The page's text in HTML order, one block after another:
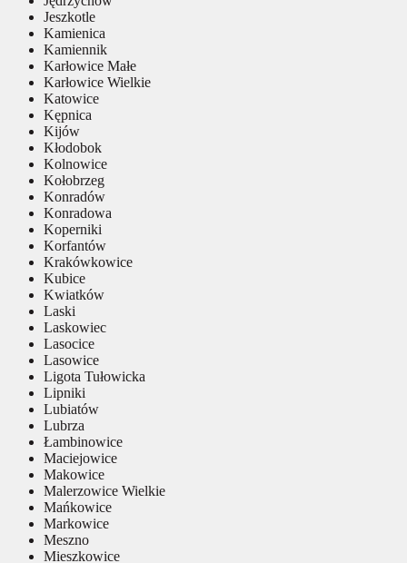
Jeszkotle
Kamienica
Kamiennik
Karłowice Małe
Karłowice Wielkie
Katowice
Kępnica
Kijów
Kłodobok
Kolnowice
Kołobrzeg
Konradów
Konradowa
Koperniki
Korfantów
Krakówkowice
Kubice
Kwiatków
Laski
Laskowiec
Lasocice
Lasowice
Ligota Tułowicka
Lipniki
Lubiatów
Lubrza
Łambinowice
Maciejowice
Makowice
Malerzowice Wielkie
Mańkowice
Markowice
Meszno
Mieszkowice